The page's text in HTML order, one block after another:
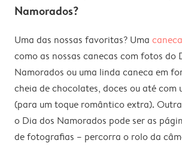
Namorados?
Uma das nossas favoritas? Uma
como as nossas canecas com fotos do
Namorados ou uma linda caneca em
cheia de chocolates, doces ou até com
(para um toque romântico extra).
o Dia dos Namorados pode ser as
de fotografias – percorra o rolo da